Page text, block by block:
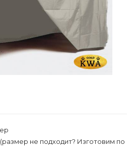
(размер не подходит? Изготовим по